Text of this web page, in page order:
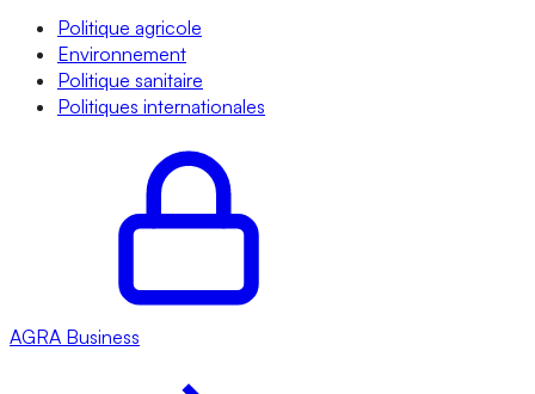
Politique agricole
Environnement
Politique sanitaire
Politiques internationales
AGRA Business